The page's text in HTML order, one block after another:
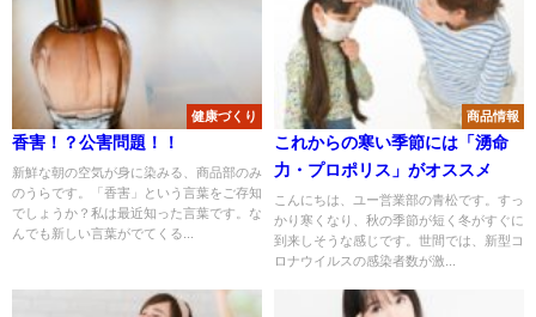
健康づくり
香害！？公害問題！！
新鮮な朝の空気が身に染みる、商品部のみ
のうらです。「香害」という言葉をご存知
でしょうか？私は最近知った言葉です。な
んでも新しい言葉がでてくる...
商品情報
これからの寒い季節には「湧命
力・プロポリス」がオススメ
こんにちは、ユー営業部の青松です。すっ
かり寒くなり、秋の季節が短く冬がすぐに
到来しそうな感じです。世間では、新型コ
ロナウイルスの感染者数が激...